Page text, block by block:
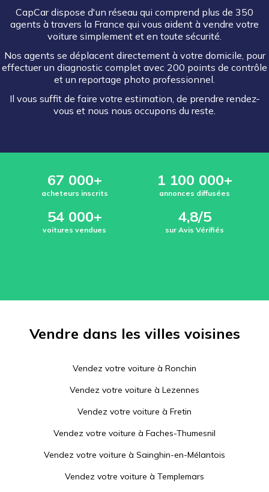
CapCar dispose d'un réseau qui comprend plus de 350
agents à travers la France qui vous aident à vendre votre
voiture simplement et en toute sécurité.
Nos agents se déplacent directement à votre domicile, pour
effectuer un diagnostic complet avec 200 points de contrôle
et un reportage photo professionnel.
Il vous suffit de faire votre estimation, de prendre rendez-
vous et nous nous occupons du reste.
67 000+
acheteurs inscrits
1 100 000+
annonces diffusées
54 000+
voitures vendues
4,8/5
sur Avis Vérifiés
Vendre dans les villes voisines
Vendez votre voiture à Ronchin
Vendez votre voiture à Lezennes
Vendez votre voiture à Fretin
Vendez votre voiture à Faches-Thumesnil
Vendez votre voiture à Sainghin-en-Mélantois
Vendez votre voiture à Templemars